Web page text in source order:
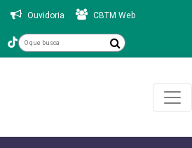
Ouvidoria CBTM Web